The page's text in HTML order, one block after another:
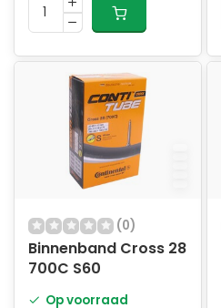
(0)
Binnenband Cross 28
700C S60
Op voorraad